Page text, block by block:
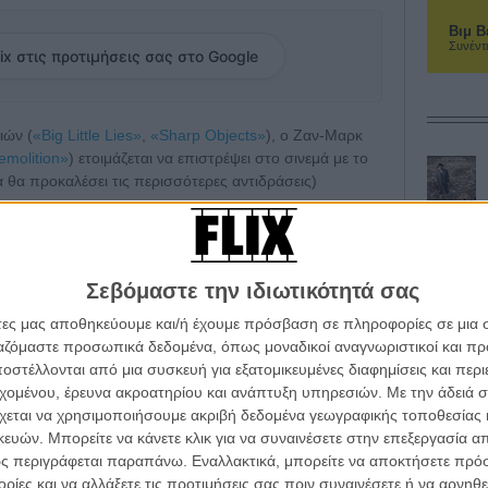
Σεβόμαστε την ιδιωτικότητά σας
μας αποθηκεύουμε και/ή έχουμε πρόσβαση σε πληροφορίες σε
προσωπικά δεδομένα, όπως μοναδικοί αναγνωριστικοί και
από μια συσκευή για εξατομικευμένες διαφημίσεις και
έρευνα ακροατηρίου και ανάπτυξη υπηρεσιών. Με την άδειά
να χρησιμοποιήσουμε ακριβή δεδομένα γεωγραφικής τοποθεσίας
Μπορείτε να κάνετε κλικ για να συναινέσετε στην επεξεργασία
περιγράφεται παραπάνω. Εναλλακτικά, μπορείτε να αποκτήσετε
και να αλλάξετε τις προτιμήσεις σας πριν συναινέσετε ή να
στις προτιμήσεις σας στο Google
(«Big Little Lies» «Sharp Objects»), ο Ζαν-Μαρκ
) ετοιμάζεται να επιστρέψει στο σινεμά με το
προκαλέσει τις περισσότερες αντιδράσεις)
«επική ιστορία αγάπης» του Τζον Λένον και της
Ονο, η οποία έχει συνεργαστεί στο σενάριο και θα
Ντελ Τόρο ζωντανεύει στο Netflix
Βιμ